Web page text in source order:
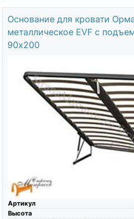
Основание для кровати
металлическое EVF с
90х200
Артикул
Высота